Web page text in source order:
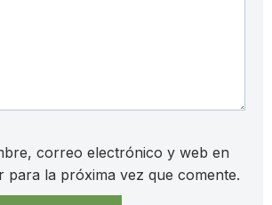
correo electrónico y web en
para la próxima vez que comente.